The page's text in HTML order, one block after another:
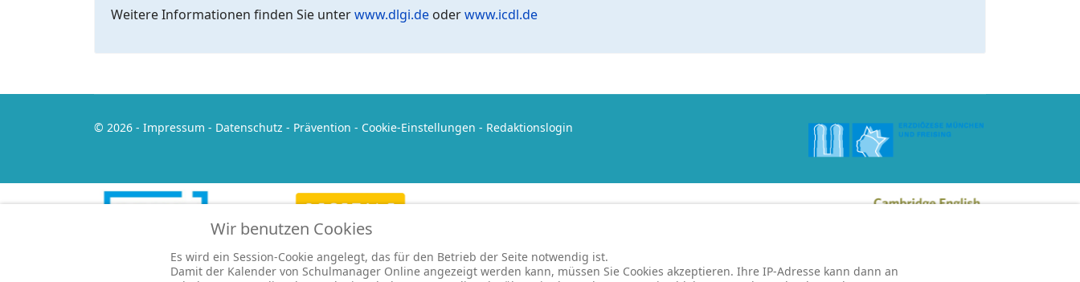
Weitere Informationen finden Sie unterwww.dlgi.de oderwww.icdl.de
© 2026 - Impressum - Datenschutz - Prävention - Cookie-Einstellungen - Redaktionslogin
Wir benutzen Cookies
Es wird ein Session-Cookie angelegt, das für den Betrieb der Seite notwendig ist.
Damit der Kalender von Schulmanager Online angezeigt werden kann, müssen Sie Cookies akzeptieren. Ihre IP-Adresse kann dann an